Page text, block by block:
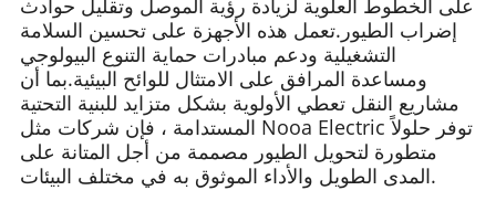
على الخطوط العلوية لزيادة رؤية الموصل وتقليل حوادث
إضراب الطيور.تعمل هذه الأجهزة على تحسين السلامة
التشغيلية ودعم مبادرات حماية التنوع البيولوجي
ومساعدة المرافق على الامتثال للوائح البيئية.بما أن
مشاريع النقل تعطي الأولوية بشكل متزايد للبنية التحتية
المستدامة ، فإن شركات مثل Nooa Electric توفر حلولاً
متطورة لتحويل الطيور مصممة من أجل المتانة على
المدى الطويل والأداء الموثوق به في مختلف البيئات.